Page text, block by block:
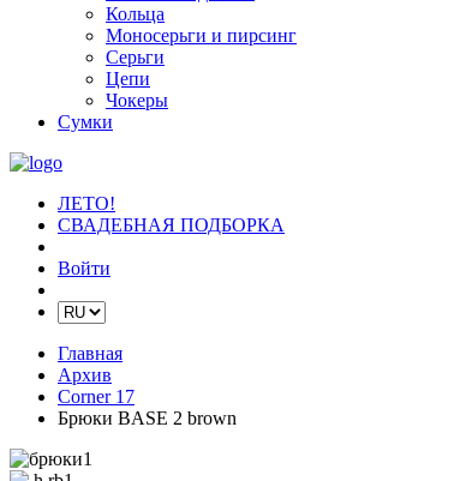
Кольца
Моносерьги и пирсинг
Серьги
Цепи
Чокеры
Сумки
ЛЕТО!
СВАДЕБНАЯ ПОДБОРКА
Войти
Главная
Архив
Corner 17
Брюки BASE 2 brown